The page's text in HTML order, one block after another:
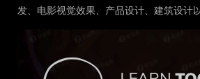
发、电影视觉效果、产品设计、建筑设计